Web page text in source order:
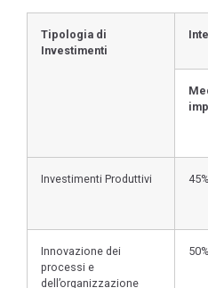
Tipologia di
Investimenti
Investimenti Produttivi 45%
Innovazione dei
processi e
dell’organizzazione
50%